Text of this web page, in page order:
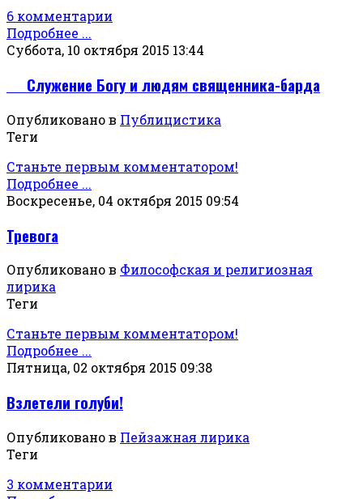
6 комментарии
Подробнее ...
Суббота, 10 октября 2015 13:44
Служение Богу и людям священника-барда
Опубликовано в Публицистика
Теги
Станьте первым комментатором!
Подробнее ...
Воскресенье, 04 октября 2015 09:54
Тревога
Опубликовано в Философская и религиозная
лирика
Теги
Станьте первым комментатором!
Подробнее ...
Пятница, 02 октября 2015 09:38
Взлетели голуби!
Опубликовано в Пейзажная лирика
Теги
3 комментарии